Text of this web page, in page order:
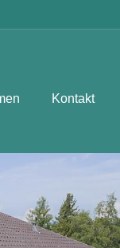
Kontakt